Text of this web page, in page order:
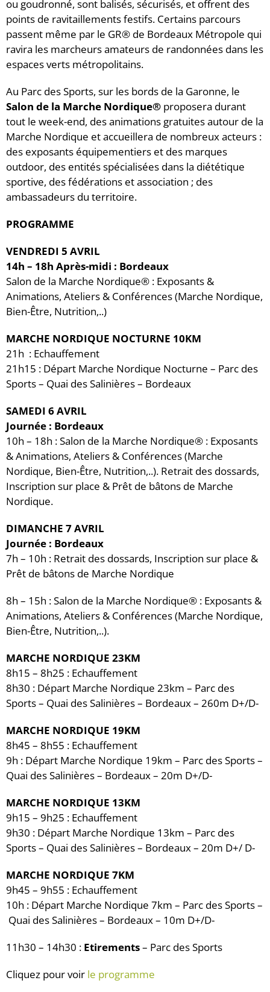
ou goudronné, sont balisés, sécurisés, et offrent des
points de ravitaillements festifs. Certains parcours
passent même par le GR® de Bordeaux Métropole qui
ravira les marcheurs amateurs de randonnées dans les
espaces verts métropolitains.
Au Parc des Sports, sur les bords de la Garonne, le
Salon de la Marche Nordique® proposera durant
tout le week-end, des animations gratuites autour de la
Marche Nordique et accueillera de nombreux acteurs :
des exposants équipementiers et des marques
outdoor, des entités spécialisées dans la diététique
sportive, des fédérations et association ; des
ambassadeurs du territoire.
PROGRAMME
VENDREDI 5 AVRIL
14h – 18h Après-midi : Bordeaux
Salon de la Marche Nordique® : Exposants &
Animations, Ateliers & Conférences (Marche Nordique,
Bien-Être, Nutrition,..)
MARCHE NORDIQUE NOCTURNE 10KM
21h : Echauffement
21h15 : Départ Marche Nordique Nocturne – Parc des
Sports – Quai des Salinières – Bordeaux
SAMEDI 6 AVRIL
Journée : Bordeaux
10h – 18h : Salon de la Marche Nordique® : Exposants
& Animations, Ateliers & Conférences (Marche
Nordique, Bien-Être, Nutrition,..). Retrait des dossards,
Inscription sur place & Prêt de bâtons de Marche
Nordique.
DIMANCHE 7 AVRIL
Journée : Bordeaux
7h – 10h : Retrait des dossards, Inscription sur place &
Prêt de bâtons de Marche Nordique
8h – 15h : Salon de la Marche Nordique® : Exposants &
Animations, Ateliers & Conférences (Marche Nordique,
Bien-Être, Nutrition,..).
MARCHE NORDIQUE 23KM
8h15 – 8h25 : Echauffement
8h30 : Départ Marche Nordique 23km – Parc des
Sports – Quai des Salinières – Bordeaux – 260m D+/D-
MARCHE NORDIQUE 19KM
8h45 – 8h55 : Echauffement
9h : Départ Marche Nordique 19km – Parc des Sports –
Quai des Salinières – Bordeaux – 20m D+/D-
MARCHE NORDIQUE 13KM
9h15 – 9h25 : Echauffement
9h30 : Départ Marche Nordique 13km – Parc des
Sports – Quai des Salinières – Bordeaux – 20m D+/ D-
MARCHE NORDIQUE 7KM
9h45 – 9h55 : Echauffement
10h : Départ Marche Nordique 7km – Parc des Sports –
Quai des Salinières – Bordeaux – 10m D+/D-
11h30 – 14h30 : Etirements– Parc des Sports
Cliquez pour voir le programme